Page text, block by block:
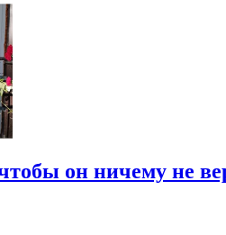
он ничему не